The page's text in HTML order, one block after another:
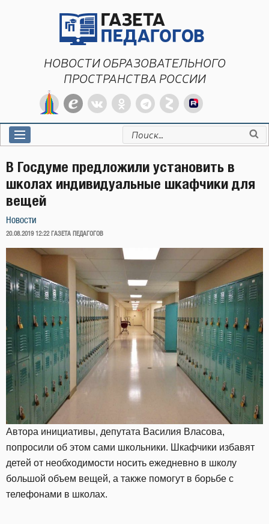
НОВОСТИ ОБРАЗОВАТЕЛЬНОГО
ПРОСТРАНСТВА РОССИИ
Искать:
В Госдуме предложили установить в
школах индивидуальные шкафчики для
вещей
Новости
ОПУБЛИКОВАНО
20.08.2019 12:22 ГАЗЕТА ПЕДАГОГОВ
Автора инициативы, депутата Василия Власова,
попросили об этом сами школьники. Шкафчики избавят
детей от необходимости носить ежедневно в школу
большой объем вещей, а также помогут в борьбе с
телефонами в школах.